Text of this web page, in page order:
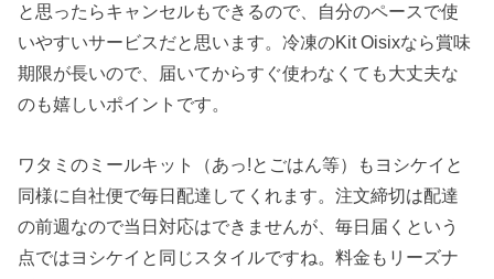
と思ったらキャンセルもできるので、自分のペースで使
いやすいサービスだと思います。冷凍のKit Oisixなら賞味
期限が長いので、届いてからすぐ使わなくても大丈夫な
のも嬉しいポイントです。
ワタミのミールキット（あっ!とごはん等）もヨシケイと
同様に自社便で毎日配達してくれます。注文締切は配達
の前週なので当日対応はできませんが、毎日届くという
点ではヨシケイと同じスタイルですね。料金もリーズナ